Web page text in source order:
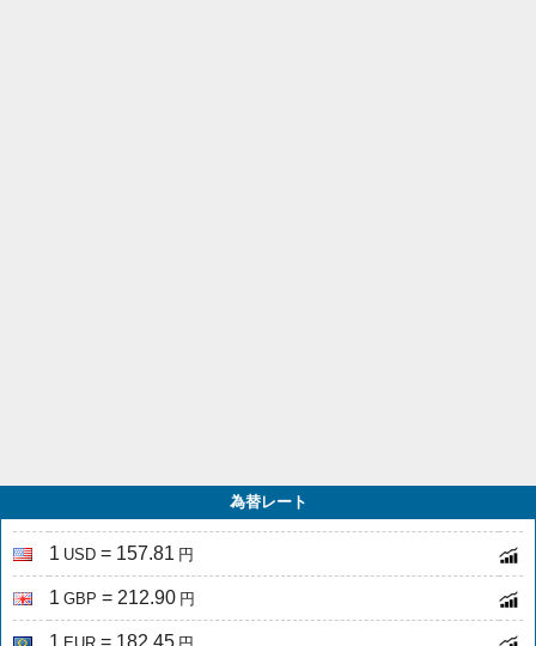
為替レート
1 USD = 157.81 円
1 GBP = 212.90 円
1 = 182.45